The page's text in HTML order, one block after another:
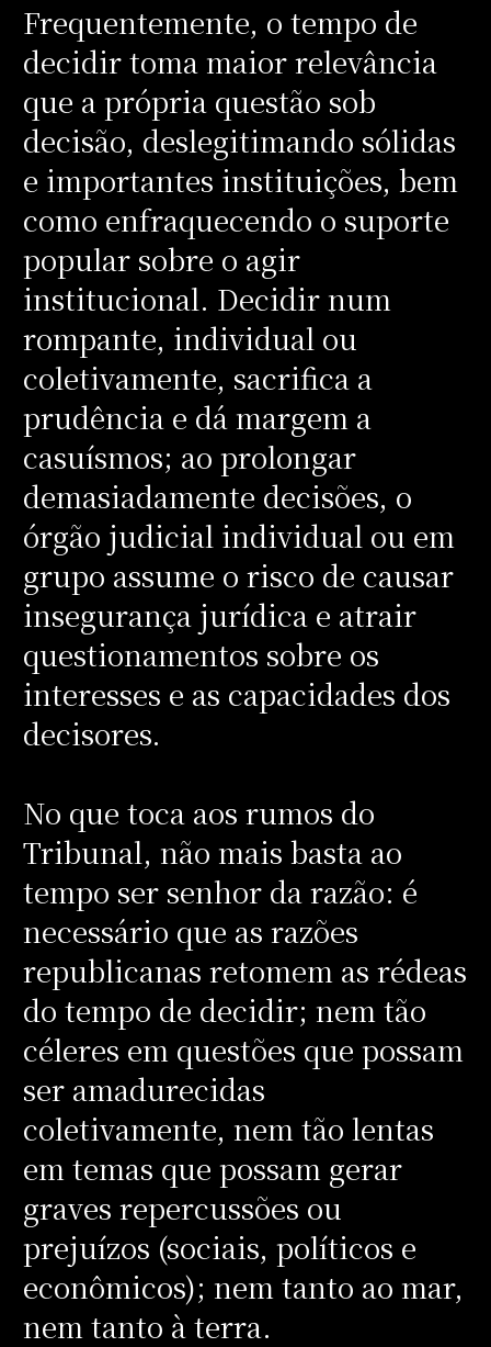
Frequentemente, o tempo de
decidir toma maior relevância
que a própria questão sob
decisão, deslegitimando sólidas
e importantes instituições, bem
como enfraquecendo o suporte
popular sobre o agir
institucional. Decidir num
rompante, individual ou
coletivamente, sacrifica a
prudência e dá margem a
casuísmos; ao prolongar
demasiadamente decisões, o
órgão judicial individual ou em
grupo assume o risco de causar
insegurança jurídica e atrair
questionamentos sobre os
interesses e as capacidades dos
decisores.
No que toca aos rumos do
Tribunal, não mais basta ao
tempo ser senhor da razão: é
necessário que as razões
republicanas retomem as rédeas
do tempo de decidir; nem tão
céleres em questões que possam
ser amadurecidas
coletivamente, nem tão lentas
em temas que possam gerar
graves repercussões ou
prejuízos (sociais, políticos e
econômicos); nem tanto ao mar,
nem tanto à terra.